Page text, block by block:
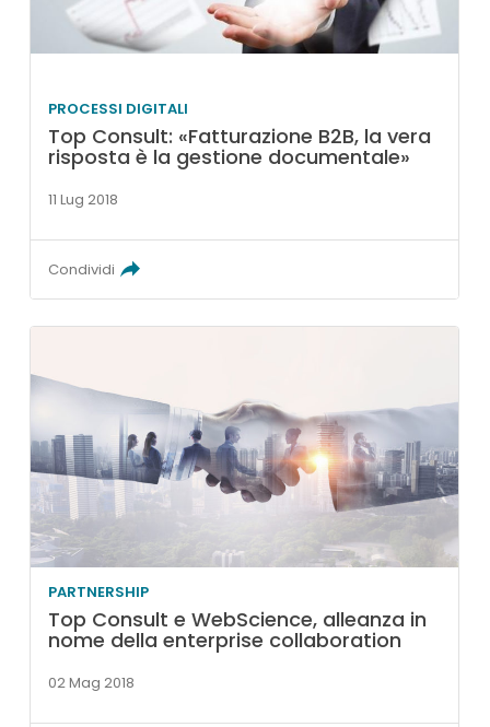
PROCESSI DIGITALI
Top Consult: «Fatturazione B2B, la vera
risposta è la gestione documentale»
11 Lug 2018
Condividi
PARTNERSHIP
Top Consult e WebScience, alleanza in
nome della enterprise collaboration
02 Mag 2018